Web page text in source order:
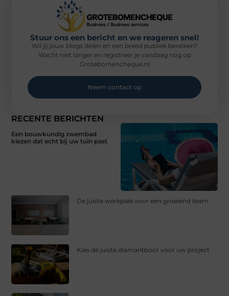
RECENTE BERICHTEN
Een bouwkundig zwembad
kiezen dat echt bij uw tuin past
De juiste werkplek voor een groeiend team
Kies de juiste diamantboor voor uw project
Stuur ons een bericht en we reageren snel!
Wil jij jouw blogs delen en een breed publiek bereiken?
Wacht niet langer en registreer je vandaag nog op
Grotebomencheque.nl
Neem contact op